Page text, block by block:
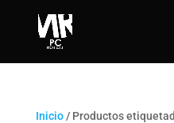
Inicio/ Productos